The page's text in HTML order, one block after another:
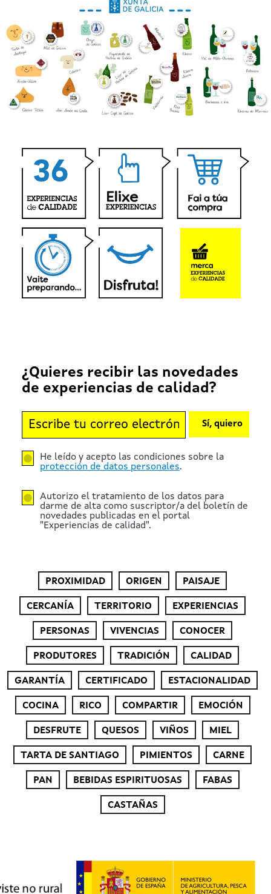
¿Quieres recibir las novedades
de experiencias de calidad?
He leído y acepto las condiciones sobre la
protección de datos personales.
Autorizo el tratamiento de los datos para
darme de alta como suscriptor/a del boletín de
novedades publicadas en el portal
"Experiencias de calidad".
Sí, quiero
PROXIMIDAD ORIGEN PAISAJE
CERCANÍA TERRITORIO EXPERIENCIAS
PERSONAS VIVENCIAS CONOCER
PRODUTORES TRADICIÓN CALIDAD
GARANTÍA CERTIFICADO ESTACIONALIDAD
COCINA RICO COMPARTIR EMOCIÓN
DESFRUTE QUESOS VIÑOS MIEL
TARTA DE SANTIAGO PIMIENTOS CARNE
PAN BEBIDAS ESPIRITUOSAS FABAS
CASTAÑAS